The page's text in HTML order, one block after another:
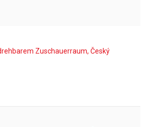
Zuschauerraum, Český